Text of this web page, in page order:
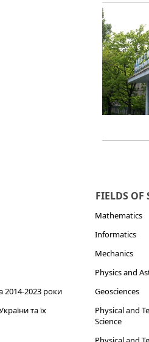
2014-2023 роки
та їх
FIELDS OF
Mathematics
Informatics
Mechanics
Physics and
Geosciences
Physical and
Science